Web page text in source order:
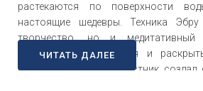
растекаются по поверхности
настоящие шедевры. Техника
творчество, но и медитативный
помогает расслабиться и
потенциал. Каждый участник
ЧИТАТЬ ДАЛЕЕ